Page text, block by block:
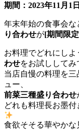
期間：2023年11月1
年末年始の食事会な
り合わせが[期間限
お料理でどれにし
わせをお試ししてみ
当店自慢の料理を
ュー、
前菜三種盛り合わせ
どれも料理長お墨
食欲そそる華やか